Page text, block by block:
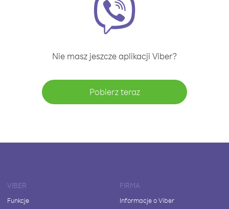
Nie masz jeszcze aplikacji Viber?
Pobierz teraz
VIBER
Funkcje
FIRMA
Informacje o Viber